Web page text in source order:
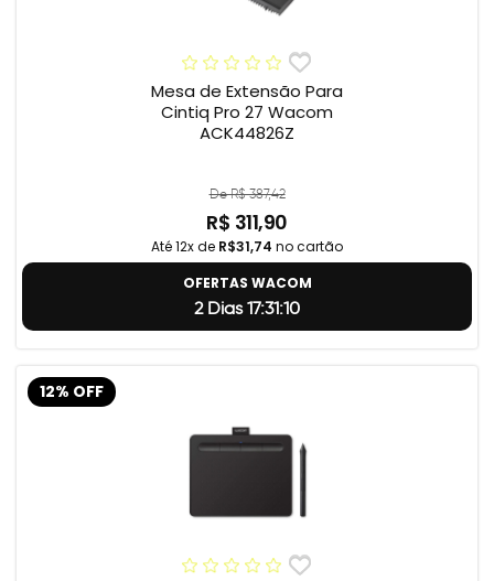
Mesa de Extensão Para
Cintiq Pro 27 Wacom
ACK44826Z
De R$ 387,42
R$ 311,90
Até 12x de R$31,74 no cartão
OFERTAS WACOM
2 Dias 17:31:9
12% OFF